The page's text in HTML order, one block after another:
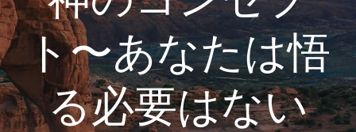
ト〜あなたは悟
る必要はない